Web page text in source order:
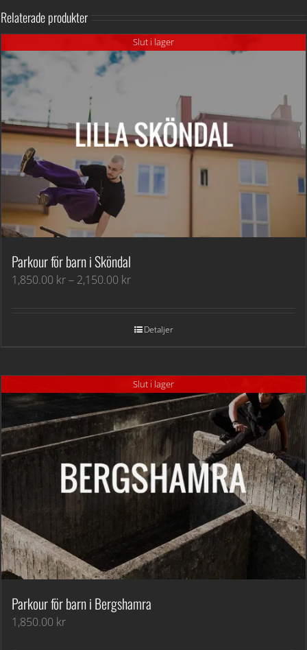
Relaterade produkter
Slut i lager
Parkour för barn i Sköndal
1,850.00 kr– 2,150.00 krPrisintervall:
2,150.00 kr
Detaljer
Slut i lager
Parkour för barn i Bergshamra
1,850.00 kr